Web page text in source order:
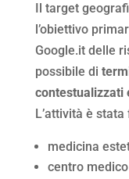
Il target
l’obiettivo
Google.it delle
possibile di
contestualizzati
L’attività è
medicina
centro